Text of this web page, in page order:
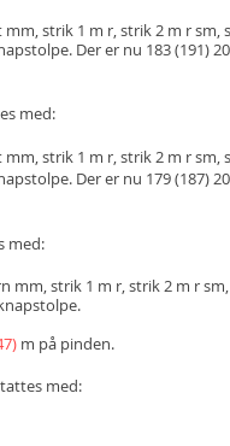
strik 1 m r, strik 2 m r sm,
Der er nu 183 (191)
med:
strik 1 m r, strik 2 m r sm,
Der er nu 179 (187)
med:
mm, strik 1 m r, strik 2 m r
m på pinden.
med: